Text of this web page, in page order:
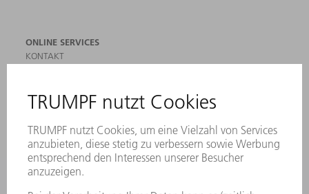
ONLINE SERVICES
KONTAKT
VERANSTALTUNGEN UND TERMINE
NEWSLETTER-ANMELDUNG
MYTRUMPF
SICHERHEITSDATENBLÄTTER
PRODUKTE
MASCHINEN & SYSTEME